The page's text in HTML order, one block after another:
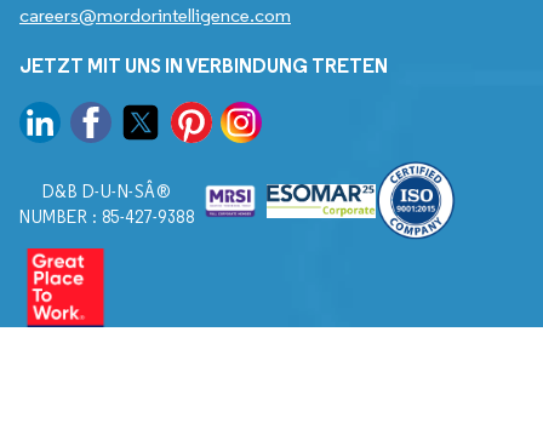
careers@mordorintelligence.com
JETZT MIT UNS IN VERBINDUNG TRETEN
D&B D-U-N-SÂ®
NUMBER : 85-427-9388